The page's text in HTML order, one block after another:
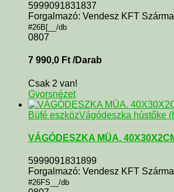
5999091831837
Forgalmazó: Vendesz KFT
#26B[__/db
0807
7 990,0 Ft /Darab
Csak 2 van!
Gyorsnézet
Büfé eszközVágódeszka hústőke
VÁGÓDESZKA MÜA.
5999091831899
Forgalmazó: Vendesz KFT
#26FS__/db